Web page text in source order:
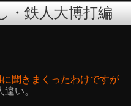
・鉄人大博打編
聞きまくったわけですが
い。